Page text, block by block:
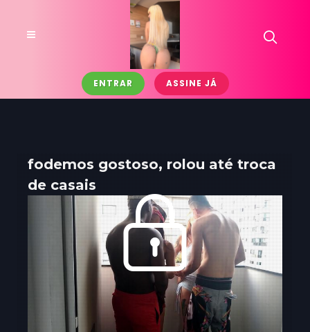
ENTRAR ASSINE JÁ
fodemos gostoso, rolou até troca
de casais